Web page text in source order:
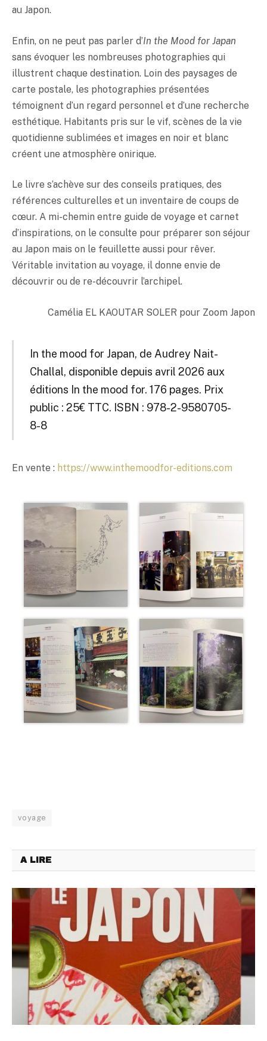
au Japon.
Enfin, on ne peut pas parler d’In the Mood for Japan
sans évoquer les nombreuses photographies qui
illustrent chaque destination. Loin des paysages de
carte postale, les photographies présentées
témoignent d’un regard personnel et d’une recherche
esthétique. Habitants pris sur le vif, scènes de la vie
quotidienne sublimées et images en noir et blanc
créent une atmosphère onirique.
Le livre s’achève sur des conseils pratiques, des
références culturelles et un inventaire de coups de
cœur. A mi-chemin entre guide de voyage et carnet
d’inspirations, on le consulte pour préparer son séjour
au Japon mais on le feuillette aussi pour rêver.
Véritable invitation au voyage, il donne envie de
découvrir ou de re-découvrir l’archipel.
Camélia EL KAOUTAR SOLER pour Zoom Japon
In the mood for Japan, de Audrey Nait-
Challal, disponible depuis avril 2026 aux
éditions In the mood for. 176 pages. Prix
public : 25€ TTC. ISBN : 978-2-9580705-
8-8
En vente : https://www.inthemoodfor-editions.com
voyage
A LIRE